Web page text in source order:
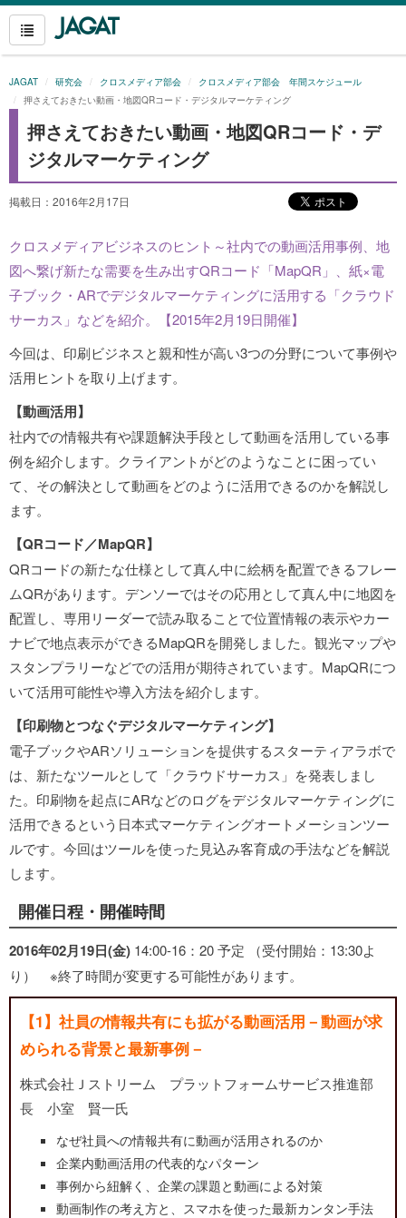
JAGAT 研究会 クロスメディア部会
クロスメディア部会 年間スケジュール
押さえておきたい動画・地図QRコード・デジタルマーケティング
押さえておきたい動画・地図QRコード・デ
ジタルマーケティング
掲載日：2016年2月17日
クロスメディアビジネスのヒント～社内での動画活用事例、地
図へ繋げ新たな需要を生み出すQRコード「MapQR」、紙×電
子ブック・ARでデジタルマーケティングに活用する「クラウド
サーカス」などを紹介。【2015年2月19日開催】
今回は、印刷ビジネスと親和性が高い3つの分野について事例や
活用ヒントを取り上げます。
【動画活用】
社内での情報共有や課題解決手段として動画を活用している事
例を紹介します。クライアントがどのようなことに困ってい
て、その解決として動画をどのように活用できるのかを解説し
ます。
【QRコード／MapQR】
QRコードの新たな仕様として真ん中に絵柄を配置できるフレー
ムQRがあります。デンソーではその応用として真ん中に地図を
配置し、専用リーダーで読み取ることで位置情報の表示やカー
ナビで地点表示ができるMapQRを開発しました。観光マップや
スタンプラリーなどでの活用が期待されています。MapQRにつ
いて活用可能性や導入方法を紹介します。
【印刷物とつなぐデジタルマーケティング】
電子ブックやARソリューションを提供するスターティアラボで
は、新たなツールとして「クラウドサーカス」を発表しまし
た。印刷物を起点にARなどのログをデジタルマーケティングに
活用できるという日本式マーケティングオートメーションツー
ルです。今回はツールを使った見込み客育成の手法などを解説
します。
開催日程・開催時間
2016年02月19日(金) 14:00-16：20 予定 （受付開始：13:30よ
り） ※終了時間が変更する可能性があります。
【1】社員の情報共有にも拡がる動画活用－動画が求
められる背景と最新事例－
株式会社Ｊストリーム プラットフォームサービス推進部
長 小室 賢一氏
なぜ社員への情報共有に動画が活用されるのか
企業内動画活用の代表的なパターン
事例から紐解く、企業の課題と動画による対策
動画制作の考え方と、スマホを使った最新カンタン手法